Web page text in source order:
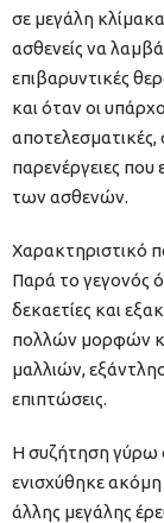
σε μεγάλη
ασθενείς να
επιβαρυντικές
και όταν οι
παρενέργειες
των ασθενών.
Χαρακτηριστικό
Παρά το γεγονός
δεκαετίες και
πολλών μορφών
μαλλιών,
επιπτώσεις.
Η συζήτηση γύρω
ενισχύθηκε
άλλης μεγάλης